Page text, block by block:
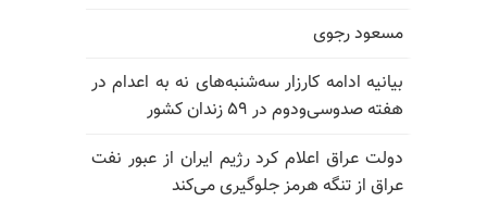
مسعود رجوی
بیانیه ادامه کارزار سه‌شنبه‌های نه به اعدام در
هفته صدوسی‌و‌دوم در ۵۹ زندان کشور
دولت عراق اعلام کرد رژیم ایران از عبور نفت
عراق از تنگه هرمز جلوگیری می‌کند